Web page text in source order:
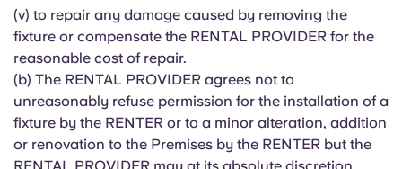
(v) to repair any damage caused by removing the
fixture or compensate the RENTAL PROVIDER for the
reasonable cost of repair.
(b) The RENTAL PROVIDER agrees not to
unreasonably refuse permission for the installation of a
fixture by the RENTER or to a minor alteration, addition
or renovation to the Premises by the RENTER but the